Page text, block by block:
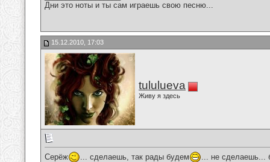
Дни это ноты и ты сам играешь свою песню...
15.12.2010, 17:03
tululueva
Живу я здесь
Серёж ... сделаешь, так рады будем
... не сделаешь...